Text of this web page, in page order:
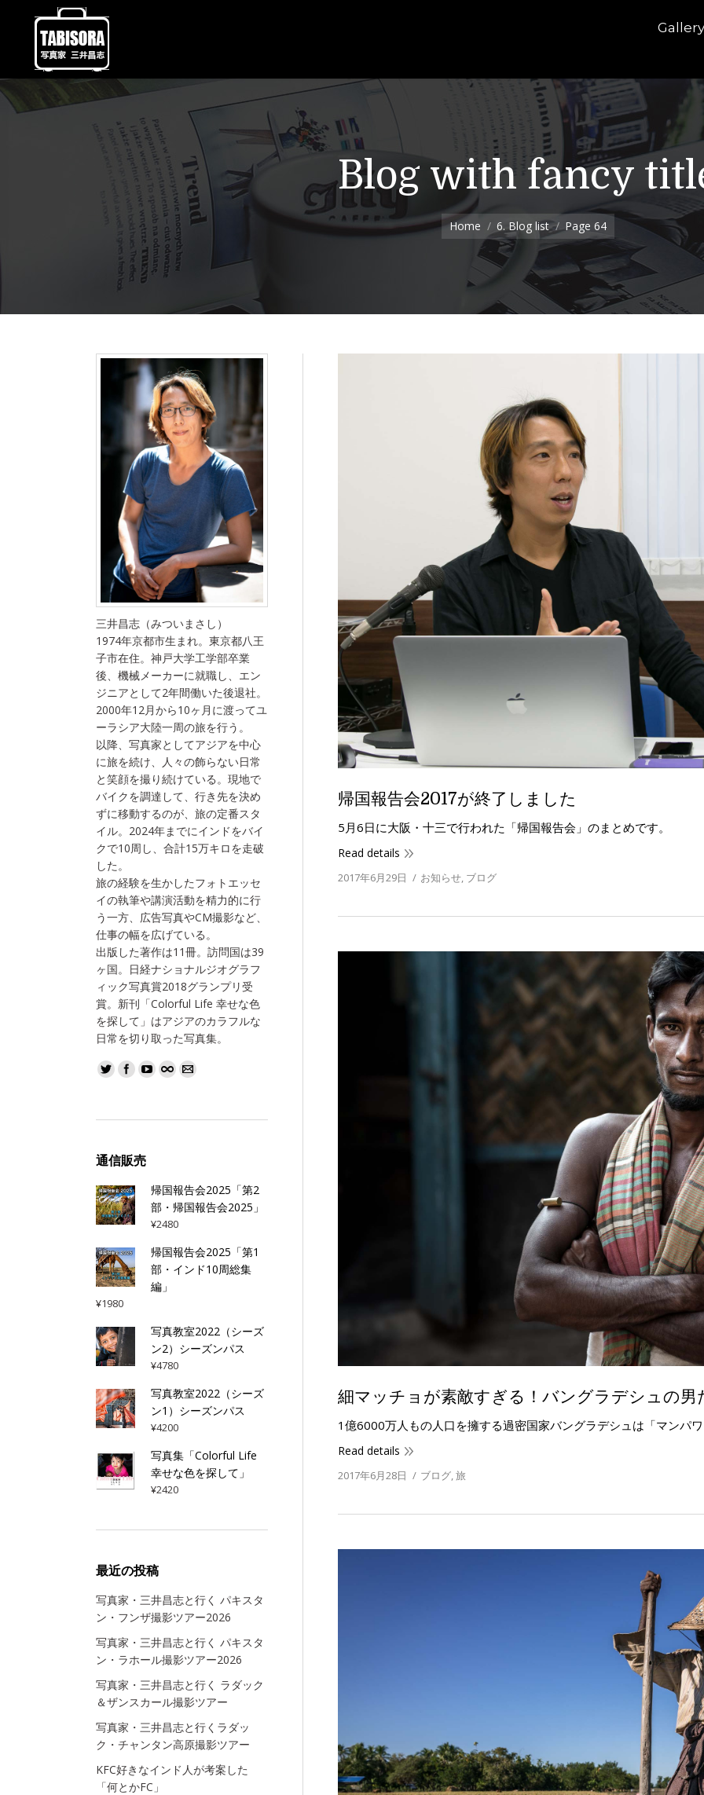
Gallery
Blog with fancy
You are here:
Home 6. Blog list Page 64
帰国報告会2017が終了しました
5月6日に大阪・十三で行われた「帰国報告会」のまとめです。
Read details
2017年6月29日 お知らせ, ブログ
細マッチョが素敵すぎる！バングラデシュの男
1億6000万人もの人口を擁する過密国家バングラデシュは「マンパ
Read details
2017年6月28日 ブログ,旅
三井昌志（みついまさし）
1974年京都市生まれ。東京都八王
子市在住。神戸大学工学部卒業
後、機械メーカーに就職し、エン
ジニアとして2年間働いた後退社。
2000年12月から10ヶ月に渡ってユ
ーラシア大陸一周の旅を行う。
以降、写真家としてアジアを中心
に旅を続け、人々の飾らない日常
と笑顔を撮り続けている。現地で
バイクを調達して、行き先を決め
ずに移動するのが、旅の定番スタ
イル。2024年までにインドをバイ
クで10周し、合計15万キロを走破
した。
旅の経験を生かしたフォトエッセ
イの執筆や講演活動を精力的に行
う一方、広告写真やCM撮影など、
仕事の幅を広げている。
出版した著作は11冊。訪問国は39
ヶ国。日経ナショナルジオグラフ
ィック写真賞2018グランプリ受
賞。新刊「Colorful Life 幸せな色
を探して」はアジアのカラフルな
日常を切り取った写真集。
通信販売
帰国報告会2025「第2
部・帰国報告会2025」
¥2480
帰国報告会2025「第1
部・インド10周総集
編」
¥1980
写真教室2022（シーズ
ン2）シーズンパス
¥4780
写真教室2022（シーズ
ン1）シーズンパス
¥4200
写真集「Colorful Life
幸せな色を探して」
¥2420
最近の投稿
写真家・三井昌志と行く パキスタ
ン・フンザ撮影ツアー2026
写真家・三井昌志と行く パキスタ
ン・ラホール撮影ツアー2026
写真家・三井昌志と行く ラダック
＆ザンスカール撮影ツアー
写真家・三井昌志と行くラダッ
ク・チャンタン高原撮影ツアー
KFC好きなインド人が考案した
「何とかFC」